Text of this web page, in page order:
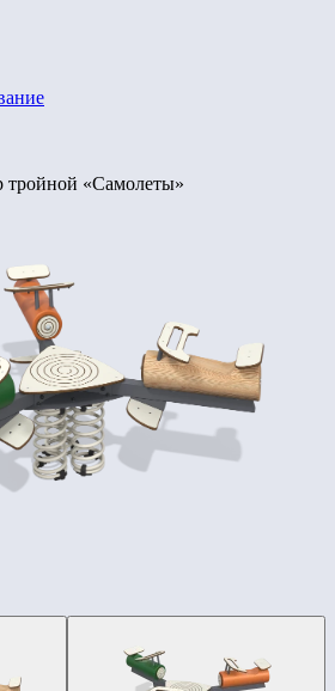
тройной «Самолеты»